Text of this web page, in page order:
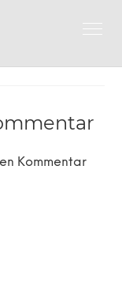
Kommentar